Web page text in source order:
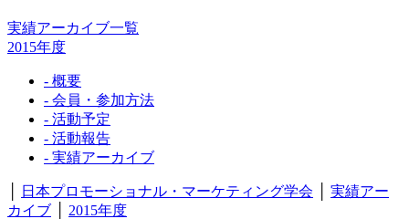
実績アーカイブ一覧
2015年度
- 概要
- 会員・参加方法
- 活動予定
- 活動報告
- 実績アーカイブ
日本プロモーショナル・マーケティング学会
実績アー
カイブ
2015年度